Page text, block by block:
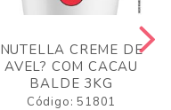
NUTELLA CREME DE
AVEL? COM CACAU
BALDE 3KG
Código: 51801